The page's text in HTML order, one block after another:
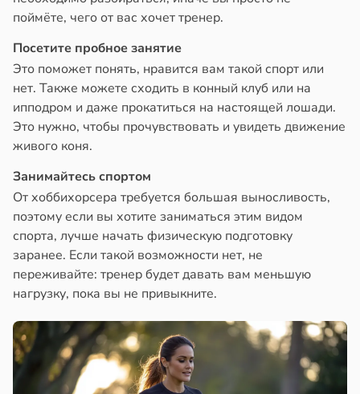
поймёте, чего от вас хочет тренер.
Посетите пробное занятие
Это поможет понять, нравится вам такой спорт или
нет. Также можете сходить в конный клуб или на
ипподром и даже прокатиться на настоящей лошади.
Это нужно, чтобы прочувствовать и увидеть движение
живого коня.
Занимайтесь спортом
От хоббихорсера требуется большая выносливость,
поэтому если вы хотите заниматься этим видом
спорта, лучше начать физическую подготовку
заранее. Если такой возможности нет, не
переживайте: тренер будет давать вам меньшую
нагрузку, пока вы не привыкните.